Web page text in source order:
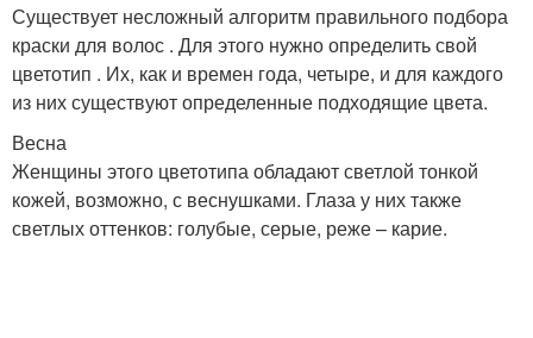
Существует несложный алгоритм правильного подбора
краски для волос . Для этого нужно определить свой
цветотип . Их, как и времен года, четыре, и для каждого
из них существуют определенные подходящие цвета.
Весна
Женщины этого цветотипа обладают светлой тонкой
кожей, возможно, с веснушками. Глаза у них также
светлых оттенков: голубые, серые, реже – карие.